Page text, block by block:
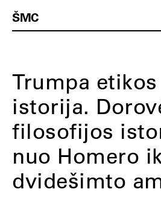
ŠMC
Trumpa etikos
istorija.
filosofijos
nuo Homero
dvidešimto